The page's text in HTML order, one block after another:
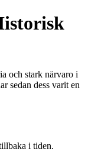
och stark närvaro i
sedan dess varit en
i tiden.